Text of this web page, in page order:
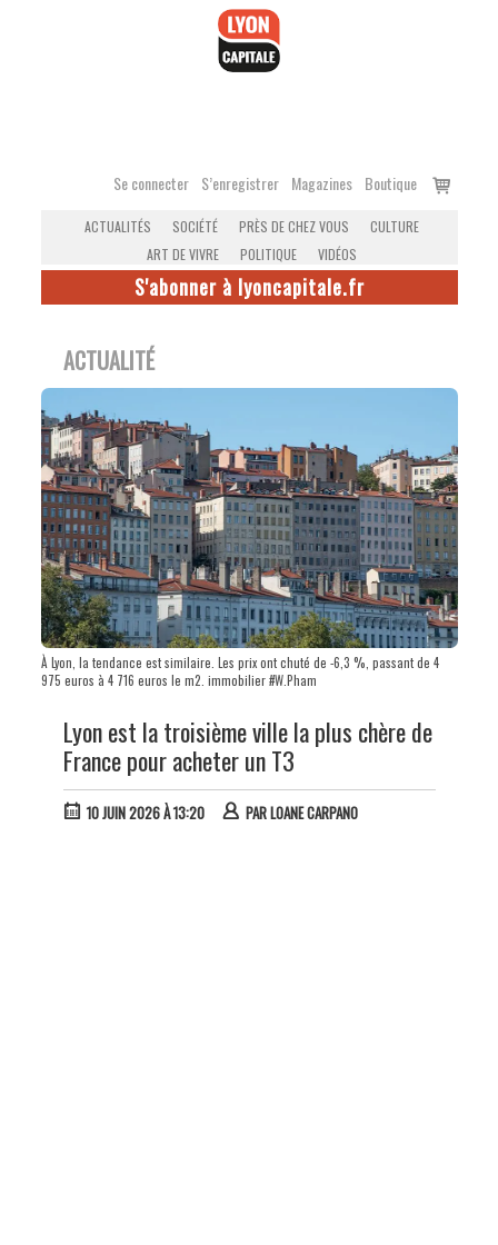
Se connecter S’enregistrer Magazines Boutique
Voir
ACTUALITÉS SOCIÉTÉ PRÈS DE CHEZ VOUS
CULTURE
ART DE VIVRE
POLITIQUE VIDÉOS
S'abonner à lyoncapitale.fr
ACTUALITÉ
À Lyon, la tendance est similaire. Les prix ont chuté de -6,3 %, passant de 4
975 euros à 4 716 euros le m2. immobilier #W.Pham
Lyon est la troisième ville la plus chère de
France pour acheter un T3
10 JUIN 2026 À 13:20 PARLOANE CARPANO